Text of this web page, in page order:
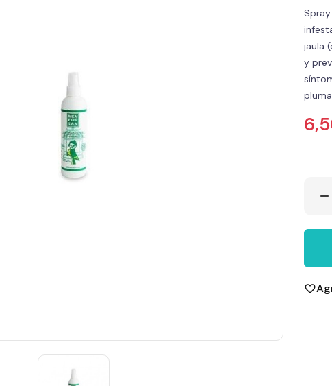
jaula
y
remove
favorite_border